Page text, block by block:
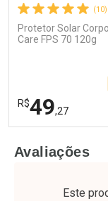
Por R$ 76,99/
(10)
Protetor Solar
Care FPS 70 120g
R$49,27
Laboratório
Por Menos
Avaliações
Este